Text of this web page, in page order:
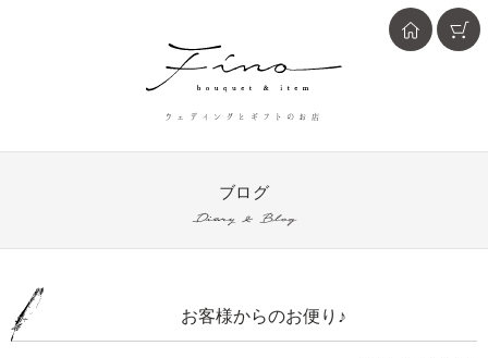
ウェディングとギフトのお店
ブログ
Diary & Blog
お客様からのお便り♪